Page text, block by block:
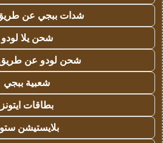
شدات ببجي عن طريق
شحن يلا لودو
شحن لودو عن طريق
شعبية ببجي
بطاقات ايتونز
بلايستيشن